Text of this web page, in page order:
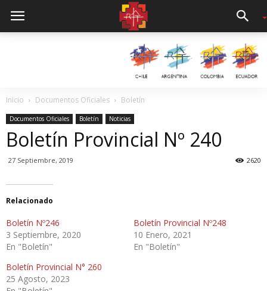
Inicio Documentos Oficiales Boletín
Documentos Oficiales Boletín Noticias
Boletín Provincial Nº 240
27 Septiembre, 2019 2620
Relacionado
Boletín Nº246
3 Septiembre, 2020
En "Boletín"
Boletín Provincial Nº248
10 Enero, 2021
En "Boletín"
Boletín Provincial N° 260
25 Agosto, 2023